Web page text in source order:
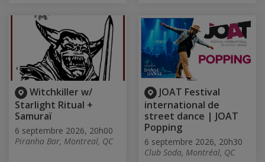
Witchkiller w/
Starlight Ritual +
Samuraï
6 septembre 2026, 20h00
Piranha Bar, Montreal, QC
JOAT Festival
international de
street dance | JOAT
Popping
6 septembre 2026, 20h30
Club Soda, Montréal, QC